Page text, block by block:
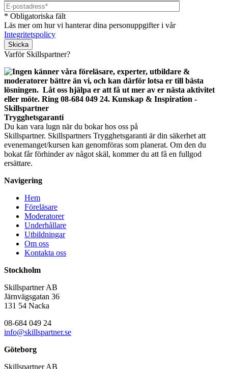
* Obligatoriska fält
Läs mer om hur vi hanterar dina personuppgifter i vår
Integritetspolicy
Lämna detta fält tomt.
Varför Skillspartner?
Trygghetsgaranti
Du kan vara lugn när du bokar hos oss på
Skillspartner. Skillspartners Trygghetsgaranti är din säkerhet att
evenemanget/kursen kan genomföras som planerat. Om den du
bokat får förhinder av något skäl, kommer du att få en fullgod
ersättare.
Navigering
Hem
Föreläsare
Moderatorer
Underhållare
Utbildningar
Om oss
Kontakta oss
Stockholm
Skillspartner AB
Järnvägsgatan 36
131 54 Nacka
08-684 049 24
info@skillspartner.se
Göteborg
Skillspartner AB